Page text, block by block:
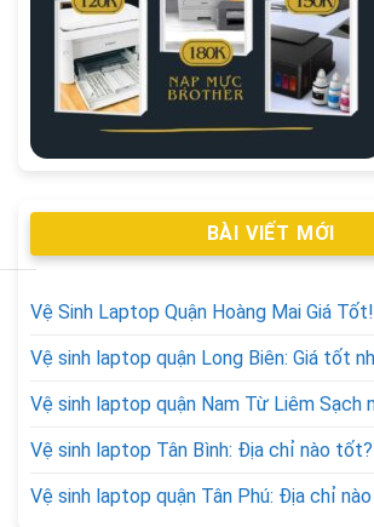
BÀI VIẾT MỚI
Vệ Sinh Laptop Quận Hoàng Mai Giá Tốt!
Vệ sinh laptop quận Long Biên: Giá tốt
Vệ sinh laptop quận Nam Từ Liêm Sạch
Vệ sinh laptop Tân Bình: Địa chỉ nào tốt?
Vệ sinh laptop quận Tân Phú: Địa chỉ